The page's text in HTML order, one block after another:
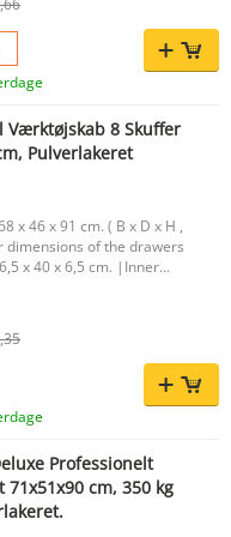
Ideel til pæn opbevaring
med en størrelse
uden at optage unødigt
Værktøjskab 8 Skuffer
Pulverlakeret
x 46 x 91 cm. ( B x D x H ,
of the drawers
x 40 x 6,5 cm. |Inner
Grijs / Antraciet
99,4 Cm. |
Professionelt
cm, 350 kg